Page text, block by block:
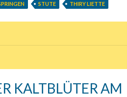
STUTE
THIRY LIETTE
KALTBLÜTER AM